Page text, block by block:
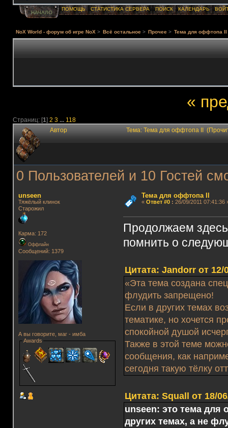
НАЧАЛО
ПОМОЩЬ СТАТИСТИКА СЕРВЕРА ПОИСК КАЛЕНДАРЬ
NoX World - форум об игре NoX > Всё остальное > Прочее > Тема для оффтопа II
«
Страниц: [1] 2 3 ... 118
Автор Тема: Тема для оффтопа II
0 Пользователей и 10 Гостей
unseen
Тяжёлый клинок
Старожил
Карма: 172
Оффлайн
Сообщений: 1379
А вы говорите, маг - имба
Awards
Тема для оффтопа II
« Ответ #0: 26/09/2011 07:41:36
Продолжаем
помнить о
Цитата: Jandorr от 12/
«Эта тема создана
флудить запрещено!
Если в других темах
тематике, но хочется
спокойной душой
Также в этой теме
сообщения, как
сегодня такую тёлку
Цитата: Squall от 18/
unseen: это тема
других темах, а не